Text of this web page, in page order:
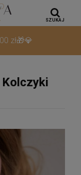
zł🎁💎
SZUKAJ
Kolczyki